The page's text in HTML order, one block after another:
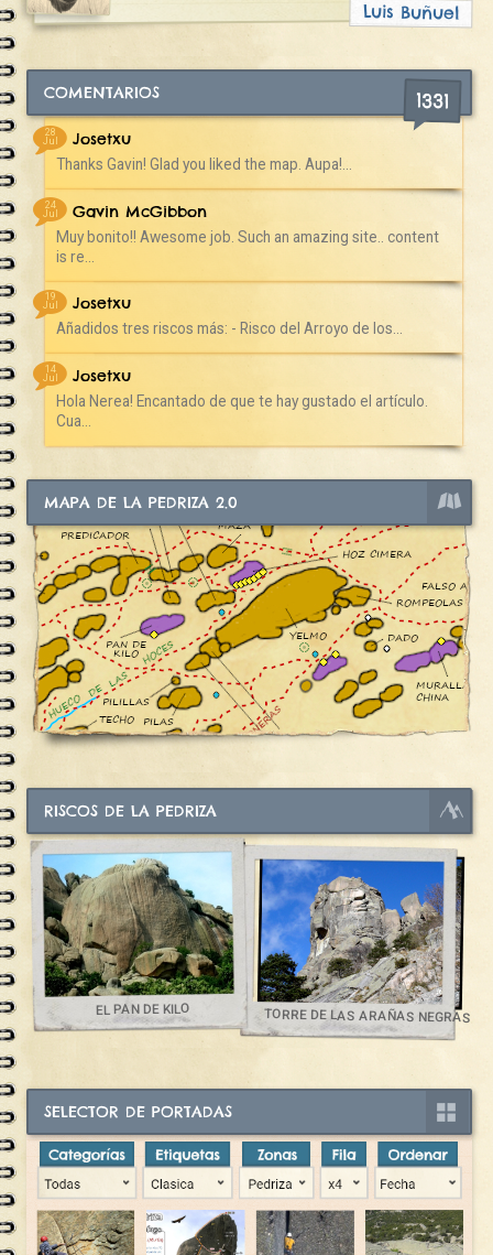
Luis Buñuel
COMENTARIOS 1331
28
Jul
Josetxu
Thanks Gavin! Glad you liked the map. Aupa!...
24
Jul
Gavin McGibbon
Muy bonito!! Awesome job. Such an amazing site.. content
is re...
19
Jul
Josetxu
Añadidos tres riscos más: - Risco del Arroyo de los...
14
Jul
Josetxu
Hola Nerea! Encantado de que te hay gustado el artículo.
Cua...
MAPA DE LA PEDRIZA 2.0
RISCOS DE LA PEDRIZA
EL PAN DE KILO TORRE DE LAS ARAÑAS NEGRAS
SELECTOR DE PORTADAS